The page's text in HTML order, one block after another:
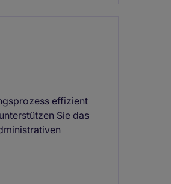
effizient
Sie das